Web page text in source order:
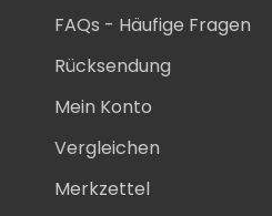
FAQs - Häufige Fragen
Rücksendung
Mein Konto
Vergleichen
Merkzettel